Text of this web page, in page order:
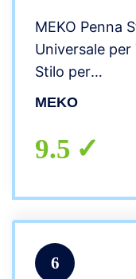
MEKO Penna
Universale
Stilo per
iPhone/iPad/
MEKO
9.5
6